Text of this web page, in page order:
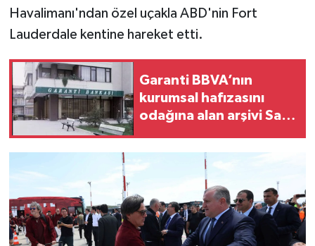
Havalimanı'ndan özel uçakla ABD'nin Fort
Lauderdale kentine hareket etti.
Garanti BBVA’nın
kurumsal hafızasını
odağına alan arşivi Salt
erişime açıldı.